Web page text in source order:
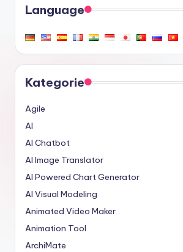
Language
Kategorie
Agile
AI
AI Chatbot
AI Image Translator
AI Powered Chart Generator
AI Visual Modeling
Animated Video Maker
Animation Tool
ArchiMate